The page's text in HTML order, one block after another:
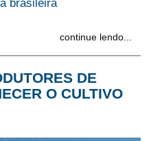
brasileira
continue lendo...
DE
O CULTIVO